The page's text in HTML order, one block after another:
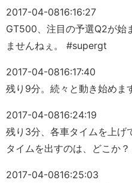
2017-04-0816:16:27
GT500、注目の予選Q2が始
ませんねぇ。 #supergt
2017-04-0816:17:40
残り9分。続々と動き始めま
2017-04-0816:24:19
残り3分、各車タイムを上げ
タイムを出すのは、どこか
2017-04-0816:25:03